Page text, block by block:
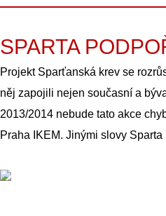
SPARTA
Projekt Sparťanská krev se
něj zapojili nejen současní a
2013/2014 nebude tato akce
Praha IKEM. Jinými slovy